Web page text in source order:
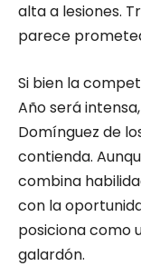
alta a lesiones.
parece
Si bien la
Año será
Domínguez de
contienda.
combina
con la
posiciona como
galardón.